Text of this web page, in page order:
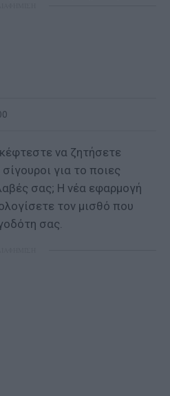
να ζητήσετε
για το ποιες
σας; Η νέα εφαρμογή
τον μισθό που
σας.